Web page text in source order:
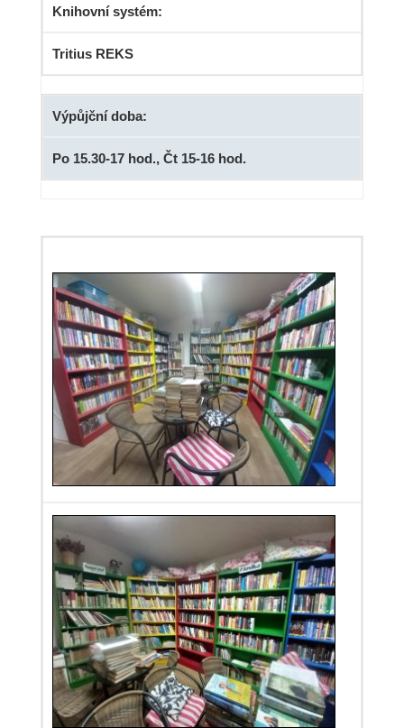
Knihovní systém:
Tritius REKS
Výpůjční doba:
Po 15.30-17 hod., Čt 15-16 hod.